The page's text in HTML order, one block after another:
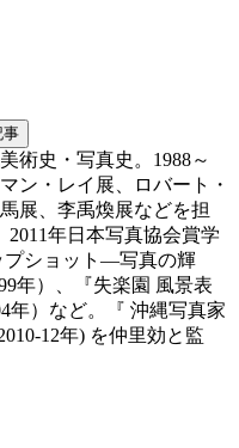
事
術史・写真史。1988～
ン・レイ展、ロバート・
展、李禹煥展などを担
2011年日本写真協会賞学
プショット―写真の輝
年）、『失楽園 風景表
年）など。『 沖縄写真家
12年) を仲里効と監